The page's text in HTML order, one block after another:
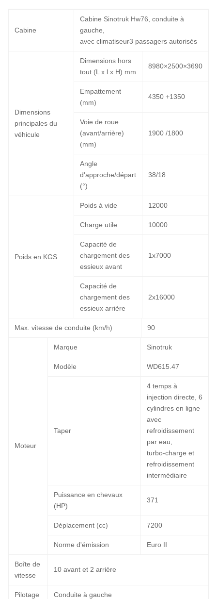
Cabine
Cabine Sinotruk Hw76, conduite à
gauche,
avec climatiseur3 passagers autorisés
Dimensions
principales du
véhicule
Dimensions hors
tout (L x l x H) mm
8980×2500×3690
Empattement
(mm)
4350 +1350
Voie de roue
(avant/arrière)
(mm)
1900 /1800
Angle
d'approche/départ
(°)
38/18
Poids en KGS
Poids à vide 12000
Charge utile 10000
Capacité de
chargement des
essieux avant
1x7000
Capacité de
chargement des
essieux arrière
2x16000
Max. vitesse de conduite (km/h) 90
Moteur
Marque Sinotruk
Modèle WD615.47
Taper
4 temps à
injection directe, 6
cylindres en ligne
avec
refroidissement
par eau,
turbo-charge et
refroidissement
intermédiaire
Puissance en chevaux
(HP)
371
Déplacement (cc) 7200
Norme d'émission Euro II
Boîte de
vitesse
10 avant et 2 arrière
Pilotage Conduite à gauche